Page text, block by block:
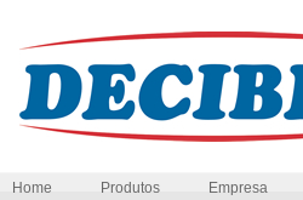
Home Produtos Empresa